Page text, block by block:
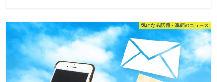
気になる話題・季節のニュース